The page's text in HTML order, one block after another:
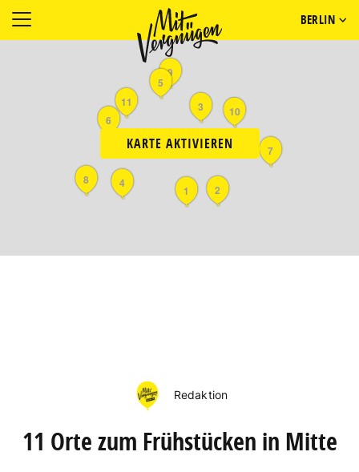
BERLIN
KARTE AKTIVIEREN
4
11 3
7
1
10
9
6
5
2
8
Redaktion
11 Orte zum Frühstücken in Mitte